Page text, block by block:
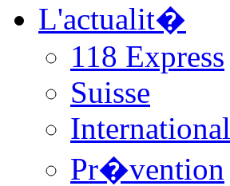
L'actualit�
118 Express
Suisse
International
Pr�vention